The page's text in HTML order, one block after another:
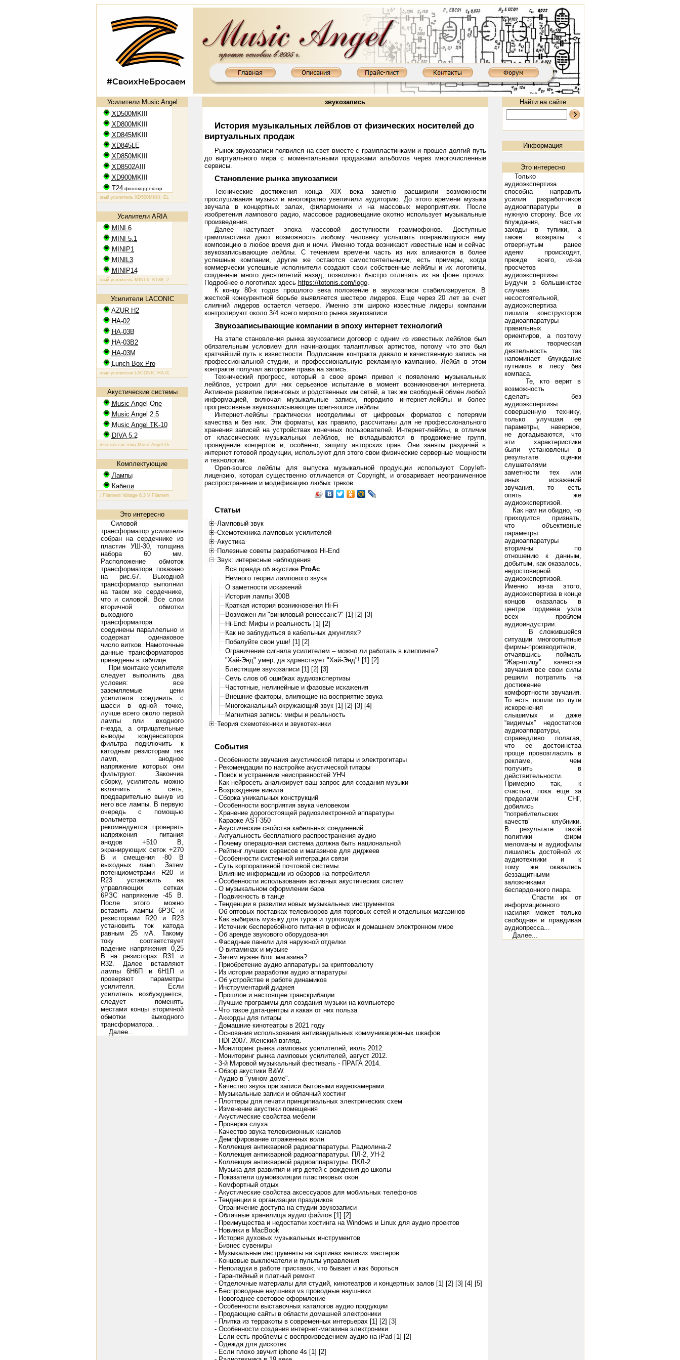
Усилители Music Angel
XD500MKIII
XD800MKIII
XD845MKIII
XD845LE
XD850MKIII
XD8502AIII
XD900MKIII
T24фонокорректор
Ламповый усилитель XD500MKIII: EL34, 2х50 Вт Ламповый усилитель XD800MKIII: KT88, 2х65 ВтЛамповый усилитель XD845MKIII: 845, 2х20 ВтЛамповый усилитель XD850MKIII: 300B, 2х9 Вт Ламповый усилитель XD8502AIII: 300B, 2х9 Вт
Усилители ARIA
MINI 6
MINI 5.1
MINIP1
MINIL3
MINIP14
Ламповый усилитель MINI 6: KT88, 2х60 Вт Ламповый усилитель MINIP1: 6AQ5, 2х10 Вт Ламповый усилитель MINIL3: EL34, 2х35 Вт Ламповый усилитель MINIP14: 6P14, 2х10 Вт
Усилители LACONIC
AZUR H2
HA-02
HA-03B
HA-03B2
HA-03M
Lunch Box Pro
Ламповые усилители LACONIC HA-02,03B/B2/M: 6N6P, 2х1,2 Вт на 300 Ом
Акустические системы
Music Angel One
Music Angel 2.5
Music Angel TK-10
DIVA 5.2
Акустическая система Music Angel One: 20 - 100 Вт, 38 Гц - 30 кГц, 86 Дб/Вт/мАкустическая система Music Angel 2.5: 20 - 200 Вт, 20 Гц - 30 кГц, 86 Дб/Вт/мАкустическая система Music Angel TK-10: 10 - 250 Вт, 45 Гц - 22 кГц, 8 Ом, 97 дБ/Вт/м
Комплектующие
Лампы
Кабели
КТ 88: Filament Voltage 6.3 V Filament Current 1.6 A Plate Voltage (max) 800 V Plate Current (max) 230 mA Plate Dissipation (max) 40 W 845: D.C. Plate Voltage 1250 D.C. Grid Voltage -98 Peak A.F. Grid Voltage 93 D.C. Plate Current (ma.) 95 Power Output (watts) 15 21
Это интересно
Силовой
трансформатор усилителя
собран на сердечнике из
пластин УШ-30, толщина
набора 60 мм.
Расположение обмоток
трансформатора показано
на рис.67. Выходной
трансформатор выполнил
на таком же сердечнике,
что и силовой. Все слои
вторичной обмотки
выходного
трансформатора
соединены параллельно и
содержат одинаковое
число витков. Намоточные
данные трансформаторов
приведены в таблице.
При монтаже усилителя
следует выполнить два
условия: все
заземляемые цени
усилителя соединить с
шасси в одной точке,
лучше всего около первой
лампы пли входного
гнезда, а отрицательные
выводы конденсаторов
фильтра подключить к
катодным резисторам тех
ламп, анодное
напряжение которых они
фильтруют. Закончив
сборку, усилитель можно
включить в сеть,
предварительно вынув из
него все лампы. В первую
очередь с помощью
вольтметра
рекомендуется проверять
напряжения питания
анодов +510 В,
экранирующих сеток +270
В и смещения -80 В
выходных ламп. Затем
потенциометрами R20 и
R23 установить на
управляющих сетках
6РЗС напряжение -45 В.
После этого можно
вставить лампы 6РЗС и
резисторами R20 и R23
установить ток катода
равным 25 мА. Такому
току соответствует
падение напряжения 0,25
В на резисторах R31 и
R32. Далее вставляют
лампы 6Н6П и 6Н1П и
проверяют параметры
усилителя. Если
усилитель возбуждается,
следует поменять
местами концы вторичной
обмотки выходного
трансформатора. .
Далее...
звукозапись
История музыкальных лейблов от физических носителей до
виртуальных продаж
Рынок звукозаписи появился на свет вместе с грампластинками и прошел долгий путь
до виртуального мира с моментальными продажами альбомов через многочисленные
сервисы.
Становление рынка звукозаписи
Технические достижения конца XIX века заметно расширили возможности
прослушивания музыки и многократно увеличили аудиторию. До этого времени музыка
звучала в концертных залах, филармониях и на массовых мероприятиях. После
изобретения лампового радио, массовое радиовещание охотно использует музыкальные
произведения.
Далее наступает эпоха массовой доступности граммофонов. Доступные
грампластинки дают возможность любому человеку услышать понравившуюся ему
композицию в любое время дня и ночи. Именно тогда возникают известные нам и сейчас
звукозаписывающие лейблы. С течением времени часть из них вливаются в более
успешные компании, другие же остаются самостоятельными, есть примеры, когда
коммерчески успешные исполнители создают свои собственные лейблы и их логотипы,
созданные много десятилетий назад, позволяют быстро отличать их на фоне прочих.
Подробнее о логотипах здесь https://totonis.com/logo.
К концу 80-х годов прошлого века положение в звукозаписи стабилизируется. В
жесткой конкурентной борьбе выявляется шестеро лидеров. Еще через 20 лет за счет
слияний лидеров остается четверо. Именно эти широко известные лидеры компании
контролируют около 3/4 всего мирового рынка звукозаписи.
Звукозаписывающие компании в эпоху интернет технологий
На этапе становления рынка звукозаписи договор с одним из известных лейблов был
обязательным условием для начинающих талантливых артистов, потому что это был
кратчайший путь к известности. Подписание контракта давало и качественную запись на
профессиональной студии, и профессиональную рекламную кампанию. Лейбл в этом
контракте получал авторские права на запись.
Технический прогресс, который в свое время привел к появлению музыкальных
лейблов, устроил для них серьезное испытание в момент возникновения интернета.
Активное развитие пиринговых и родственных им сетей, а так же свободный обмен любой
информацией, включая музыкальные записи, породило интернет-лейблы и более
прогрессивные звукозаписывающие open-source лейблы.
Интернет-лейблы практически неотделимы от цифровых форматов с потерями
качества и без них. Эти форматы, как правило, рассчитаны для не профессионального
хранения записей на устройствах конечных пользователей. Интернет-лейблы, в отличии
от классических музыкальных лейблов, не вкладываются в продвижение групп,
проведение концертов и, особенно, защиту авторских прав. Они заняты раздачей в
интернет готовой продукции, используют для этого свои физические серверные мощности
и технологии.
Open-source лейблы для выпуска музыкальной продукции используют Copyleft-
лицензию, которая существенно отличается от Copyright, и оговаривает неограниченное
распространение и модификацию любых треков.
Статьи
Ламповый звук
Схемотехника ламповых усилителей
Акустика
Полезные советы разработчиков Hi-End
Звук: интересные наблюдения
Вся правда об акустике ProAc
Немного теории лампового звука
О заметности искажений
История лампы 300B
Краткая история возникновения Hi-Fi
Возможен ли "виниловый ренессанс?" [1] [2] [3]
Hi-End: Мифы и реальность [1] [2]
Как не заблудиться в кабельных джунглях?
Побалуйте свои уши! [1] [2]
Ограничение сигнала усилителем – можно ли работать в клиппинге?
"Хай-Энд" умер, да здравствует "Хай-Энд"! [1] [2]
Блестящие звукозаписи [1] [2] [3]
Семь слов об ошибках аудиоэкспертизы
Частотные, нелинейные и фазовые искажения
Внешние факторы, влияющие на восприятие звука
Многоканальный окружающий звук [1] [2] [3] [4]
Магнитная запись: мифы и реальность
Теория схемотехники и звукотехники
События
- Особенности звучания акустической гитары и электрогитары
- Рекомендации по настройке акустической гитары
- Поиск и устранение неисправностей УНЧ
- Как нейросеть анализирует ваш запрос для создания музыки
- Возрождение винила
- Сборка уникальных конструкций
- Особенности восприятия звука человеком
- Хранение дорогостоящей радиоэлектронной аппаратуры
- Караоке AST-350
- Акустические свойства кабельных соединений
- Актуальность бесплатного распространения аудио
- Почему операционная система должна быть национальной
- Рейтинг лучших сервисов и магазинов для диджеев
- Особенности системной интеграции связи
- Суть корпоративной почтовой системы
- Влияние информации из обзоров на потребителя
- Особенности использования активных акустических систем
- О музыкальном оформлении бара
- Подвижность в танце
- Тенденции в развитии новых музыкальных инструментов
- Об оптовых поставках телевизоров для торговых сетей и отдельных магазинов
- Как выбирать музыку для туров и турпоходов
- Источник бесперебойного питания в офисах и домашнем электронном мире
- Об аренде звукового оборудования
- Фасадные панели для наружной отделки
- О витаминах и музыке
- Зачем нужен блог магазина?
- Приобретение аудио аппаратуры за криптовалюту
- Из истории разработки аудио аппаратуры
- Об устройстве и работе динамиков
- Инструментарий диджея
- Прошлое и настоящее транскрибации
- Лучшие программы для создания музыки на компьютере
- Что такое дата-центры и какая от них польза
- Аккорды для гитары
- Домашние кинотеатры в 2021 году
- Основания использования антивандальных коммуникационных шкафов
- HDI 2007. Женский взгляд.
- Мониторинг рынка ламповых усилителей, июль 2012.
- Мониторинг рынка ламповых усилителей, август 2012.
- 3-й Мировой музыкальный фестиваль - ПРАГА 2014.
- Обзор акустики B&W.
- Аудио в "умном доме".
- Качество звука при записи бытовыми видеокамерами.
- Музыкальные записи и облачный хостинг
- Плоттеры для печати принципиальных электрических схем
- Изменение акустики помещения
- Акустические свойства мебели
- Проверка слуха
- Качество звука телевизионных каналов
- Демпфирование отраженных волн
- Коллекция антикварной радиоаппаратуры. Радиолина-2
- Коллекция антикварной радиоаппаратуры. ПЛ-2, УН-2
- Коллекция антикварной радиоаппаратуры. ПКЛ-2
- Музыка для развития и игр детей с рождения до школы
- Показатели шумоизоляции пластиковых окон
- Комфортный отдых
- Акустические свойства аксессуаров для мобильных телефонов
- Тенденции в организации праздников
- Ограничение доступа на студии звукозаписи
- Облачные хранилища аудио файлов [1] [2]
- Преимущества и недостатки хостинга на Windows и Linux для аудио проектов
- Новинки в MacBook
- История духовых музыкальных инструментов
- Бизнес сувениры
- Музыкальные инструменты на картинах великих мастеров
- Концевые выключатели и пульты управления
- Неполадки в работе приставок, что бывает и как бороться
- Гарантийный и платный ремонт
- Отделочные материалы для студий, кинотеатров и концертных залов [1] [2] [3] [4] [5]
- Беспроводные наушники vs проводные наушники
- Новогоднее световое оформление
- Особенности выставочных каталогов аудио продукции
- Продающие сайты в области домашней электроники
- Плитка из терракоты в современных интерьерах [1] [2] [3]
- Особенности создания интернет-магазина электроники
- Если есть проблемы с воспроизведением аудио на iPad [1] [2]
- Одежда для дискотек
- Если плохо звучит iphone 4s [1] [2]
Найти на сайте
Информация
Это интересно
Только
аудиоэкспертиза
способна направить
усилия разработчиков
аудиоаппаратуры в
нужную сторону. Все их
блуждания, частые
заходы в тупики, а
также возвраты к
отвергнутым ранее
идеям происходят,
прежде всего, из-за
просчетов
аудиоэкспертизы.
Будучи в большинстве
случаев
несостоятельной,
аудиоэкспертиза
лишила конструкторов
аудиоаппаратуры
правильных
ориентиров, а поэтому
их творческая
деятельность так
напоминает блуждание
путников в лесу без
компаса.
Те, кто верит в
возможность
сделать без
аудиоэкспертизы
совершенную технику,
только улучшая ее
параметры, наверное,
не догадываются, что
эти характеристики
были установлены в
результате оценки
слушателями
заметности тех или
иных искажений
звучания, то есть
опять же
аудиоэкспертизой.
Как нам ни обидно, но
приходится признать,
что объективные
параметры
аудиоаппаратуры
вторичны по
отношению к данным,
добытым, как оказалось,
недостоверной
аудиоэкспертизой.
Именно из-за этого,
аудиоэкспертиза в конце
концов оказалась в
центре гордиева узла
всех проблем
аудиоиндустрии.
В сложившейся
ситуации многоопытные
фирмы-производители,
отчаявшись поймать
“Жар-птицу” качества
звучания все свои силы
решили потратить на
достижение
комфортности звучания.
То есть пошли по пути
искоренения
слышимых и даже
“видимых” недостатков
аудиоаппаратуры,
справедливо полагая,
что ее достоинства
проще провозгласить в
рекламе, чем
получить в
действительности.
Примерно так, к
счастью, пока еще за
пределами СНГ,
добились
“потребительских
качеств” клубники.
В результате такой
политики фирм
меломаны и аудиофилы
лишились достойной их
аудиотехники и к
тому же оказались
беззащитными
заложниками
беспардонного пиара.
Спасти их от
информационного
насилия может только
свободная и правдивая
аудиопресса...
Далее...